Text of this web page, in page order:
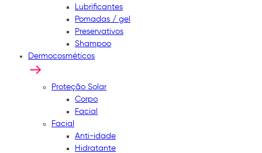
Lubrificantes
Pomadas / gel
Preservativos
Shampoo
Dermocosméticos
Proteção Solar
Corpo
Facial
Facial
Anti-idade
Hidratante